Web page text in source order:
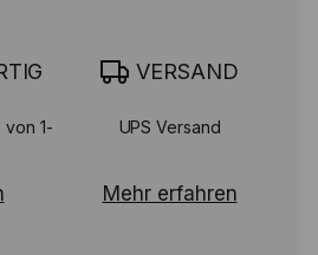
von 1-
VERSAND
UPS Versand
Mehr erfahren